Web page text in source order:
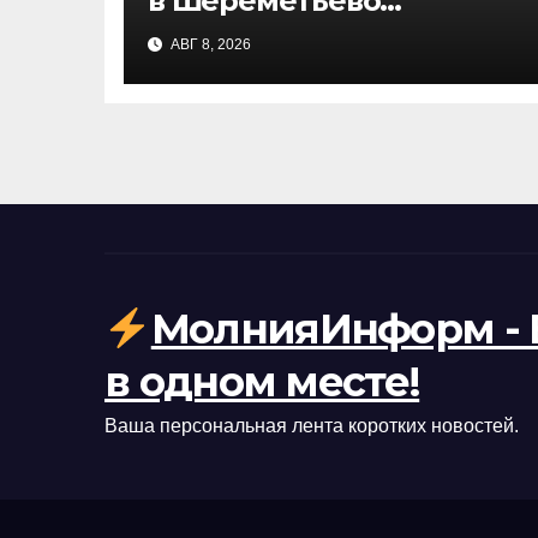
пытались догнать
самолет на перроне:
инцидент и последствия
АВГ 8, 2026
МолнияИнформ -
в одном месте!
Ваша персональная лента коротких новостей.